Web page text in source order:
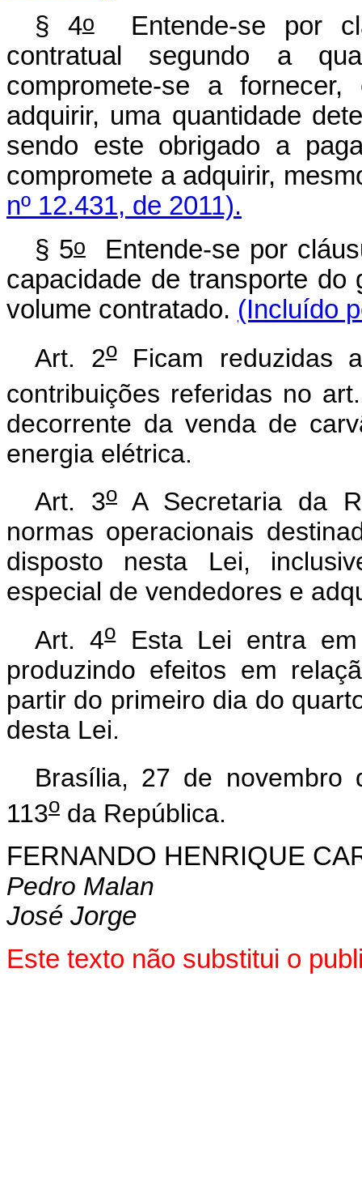
§ 4oEntende-se por
contratual segundo a
compromete-se a
adquirir, uma quantidade
sendo este obrigado a
compromete a adquirir,
nº 12.431, de 2011).
§ 5oEntende-se por
capacidade de transporte
volume contratado. (Incluído
Art. 2oFicam reduzidas
contribuições referidas no
decorrente da venda de
energia elétrica.
Art. 3o A Secretaria da
normas operacionais
disposto nesta Lei,
especial de vendedores e
Art. 4oEsta Lei entra em
produzindo efeitos em
partir do primeiro dia do
desta Lei.
Brasília, 27 de novembro
113o da República.
FERNANDO HENRIQUE
Pedro Malan
José Jorge
Este texto não substitui o